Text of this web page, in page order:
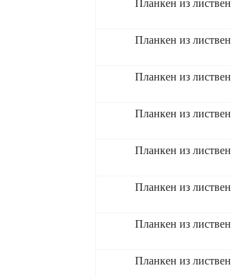
Планкен из
Планкен из
Планкен из
Планкен из
Планкен из
Планкен из
Планкен из
Планкен из